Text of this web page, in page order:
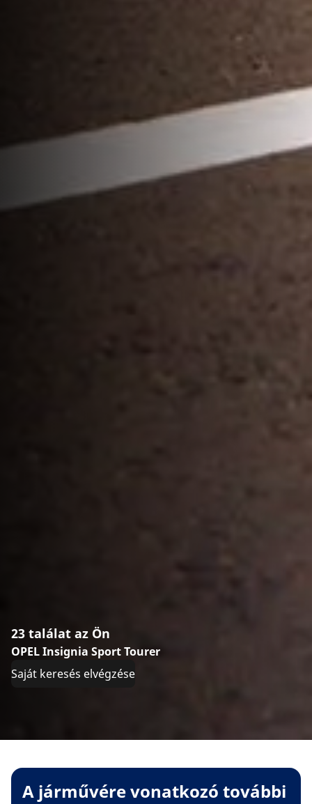
23 találat az Ön
OPEL Insignia Sport Tourer
Saját keresés elvégzése
A járművére vonatkozó további